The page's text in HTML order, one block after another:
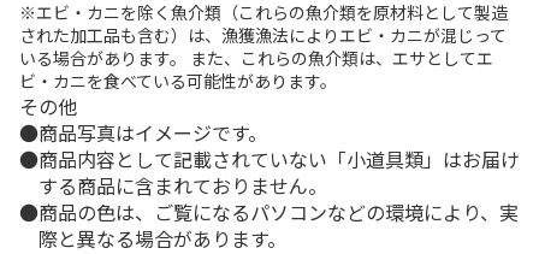
※エビ・カニを除く魚介類（これらの魚介類を原材料として製造
された加工品も含む）は、漁獲漁法によりエビ・カニが混じって
いる場合があります。 また、これらの魚介類は、エサとしてエ
ビ・カニを食べている可能性があります。
その他
商品写真はイメージです。
商品内容として記載されていない「小道具類」はお届け
する商品に含まれておりません。
商品の色は、ご覧になるパソコンなどの環境により、実
際と異なる場合があります。